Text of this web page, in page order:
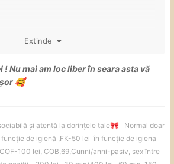
pe WhatsApp, vă
și intervalul de
probleme)
se confirmă cu 30 de
Extinde
! Nu mai am loc liber în seara asta vă
🥰
și atentă la dorințele tale🎀
Normal doar
funcție de igienă ,FK-50 lei în funcție de igiena
100 lei, COB,69,Cunni/anni-pasiv, sex între